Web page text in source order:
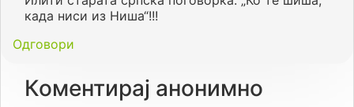
када ниси из Ниша“!!!
Одговори
Коментирај анонимно